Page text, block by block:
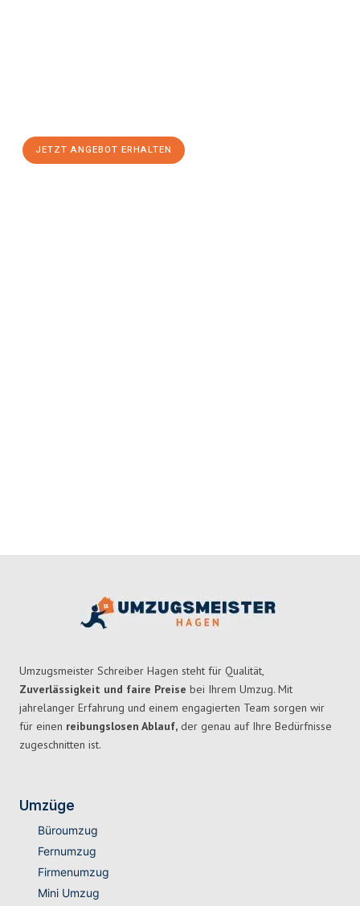
JETZT ANGEBOT ERHALTEN
Umzugsmeister Schreiber Hagen steht für Qualität,
Zuverlässigkeit und faire Preise bei Ihrem Umzug. Mit
jahrelanger Erfahrung und einem engagierten Team sorgen wir
für einen reibungslosen Ablauf, der genau auf Ihre Bedürfnisse
zugeschnitten ist.
Umzüge
Büroumzug
Fernumzug
Firmenumzug
Mini Umzug